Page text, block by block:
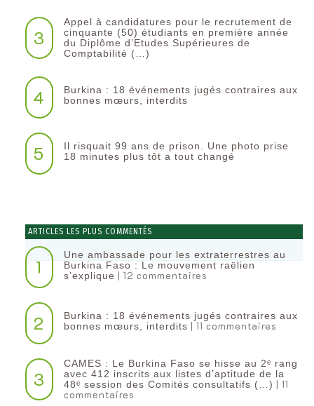
3
Appel à candidatures pour le recrutement de
cinquante (50) étudiants en première année
du Diplôme d’Etudes Supérieures de
Comptabilité (…)
4
Burkina : 18 événements jugés contraires aux
bonnes mœurs, interdits
5
Il risquait 99 ans de prison. Une photo prise
18 minutes plus tôt a tout changé
ARTICLES LES PLUS COMMENTÉS
1
Une ambassade pour les extraterrestres au
Burkina Faso : Le mouvement raëlien
s’explique | 12 commentaires
2
Burkina : 18 événements jugés contraires aux
bonnes mœurs, interdits | 11 commentaires
3
CAMES : Le Burkina Faso se hisse au 2ᵉ rang
avec 412 inscrits aux listes d’aptitude de la
48ᵉ session des Comités consultatifs (…) | 11
commentaires